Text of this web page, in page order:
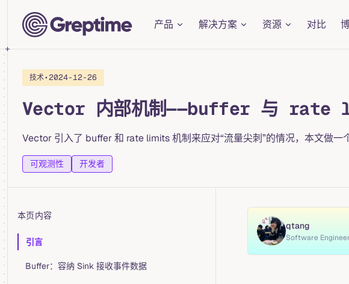
Skip to content
产品
解决方案 资源 对比
技术•2024-12-26
Vector 内部机制——buffer 与
Vector 引入了 buffer 和 rate limits 机制来应对“流量尖刺”的情况，本文做一
可观测性 开发者
本页内容
Table of Contents for current page
引言
Buffer：容纳 Sink 接收事件数据
qtang
Software Engineer